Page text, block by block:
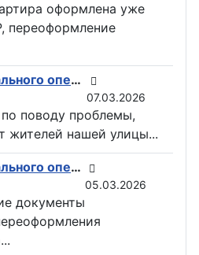
оформлена уже
переоформление
Контакты регионального оператора по вывозу ТКО ГУП «ДОНСНАБКОМПЛЕКТ» в Горловке
07.03.2026
поводу проблемы,
жителей нашей улицы...
Контакты регионального оператора по вывозу ТКО ГУП «ДОНСНАБКОМПЛЕКТ» в Горловке
05.03.2026
документы